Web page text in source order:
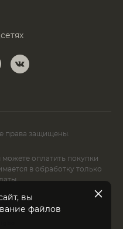
права защищены.
оплатить покупки
в обработку только
вы
файлов